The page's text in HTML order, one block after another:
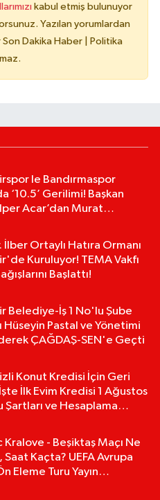
kabul etmiş bulunuyor
Yazılan yorumlardan
Son Dakika Haber | Politika
le Bandırmaspor
‘10.5’ Gerilimi! Başkan
Acar’dan Murat
İlber Ortaylı Hatıra Ormanı
Kuruluyor! TEMA Vakfı
Başlattı!
Belediye-İş 1 No'lu Şube
Pastal ve Yönetimi
ÇAĞDAŞ-SEN'e Geçti
Konut Kredisi İçin Geri
İşte İlk Evim Kredisi 1 Ağustos
Şartları ve Hesaplama
Kralove - Beşiktaş Maçı Ne
Saat Kaçta? UEFA Avrupa
Eleme Turu Yayın